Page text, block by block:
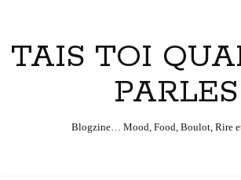
TAIS TOI
PARLES
Blogzine… Mood, Food, Boulot, Rire et